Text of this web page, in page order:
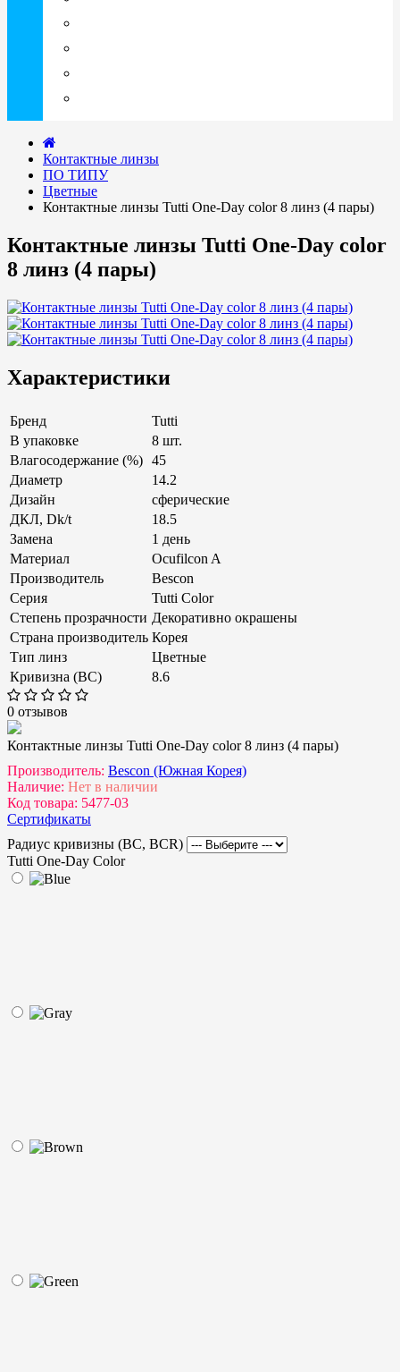
Контактные линзы
ПО ТИПУ
Цветные
Контактные линзы Tutti One-Day color 8 линз (4 пары)
Контактные линзы Tutti One-Day color
8 линз (4 пары)
Характеристики
Бренд
Tutti
В упаковке
8 шт.
Влагосодержание (%) 45
Диаметр
14.2
Дизайн
сферические
ДКЛ, Dk/t
18.5
Замена
1 день
Материал
Ocufilcon A
Производитель
Bescon
Серия
Tutti Color
Степень прозрачности Декоративно окрашены
Страна производитель Корея
Тип линз
Цветные
Кривизна (ВС)
8.6
0 отзывов
Контактные линзы Tutti One-Day color 8 линз (4 пары)
Производитель: Bescon (Южная Корея)
Наличие: Нет в наличии
Код товара: 5477-03
Сертификаты
Радиус кривизны (BC, BCR)
Tutti One-Day Color